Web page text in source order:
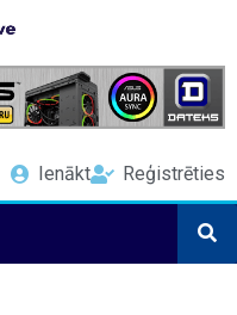
Ienākt Reģistrēties